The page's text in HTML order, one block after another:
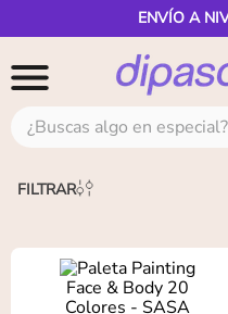
ENVÍO A
¿Buscas algo en especial?
FILTRAR